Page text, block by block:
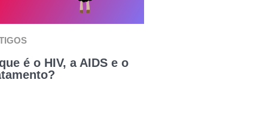
é o HIV, a AIDS e o